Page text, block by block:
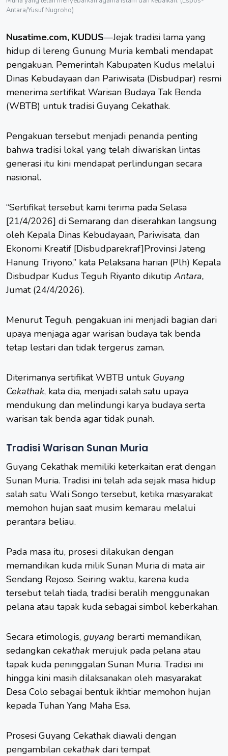
Antara/Yusuf Nugroho)
Nusatime.com, KUDUS—Jejak tradisi lama yang
hidup di lereng Gunung Muria kembali mendapat
pengakuan. Pemerintah Kabupaten Kudus melalui
Dinas Kebudayaan dan Pariwisata (Disbudpar) resmi
menerima sertifikat Warisan Budaya Tak Benda
(WBTB) untuk tradisi Guyang Cekathak.
Pengakuan tersebut menjadi penanda penting
bahwa tradisi lokal yang telah diwariskan lintas
generasi itu kini mendapat perlindungan secara
nasional.
“Sertifikat tersebut kami terima pada Selasa
[21/4/2026] di Semarang dan diserahkan langsung
oleh Kepala Dinas Kebudayaan, Pariwisata, dan
Ekonomi Kreatif [Disbudparekraf]Provinsi Jateng
Hanung Triyono,” kata Pelaksana harian (Plh) Kepala
Disbudpar Kudus Teguh Riyanto dikutip Antara,
Jumat (24/4/2026).
Menurut Teguh, pengakuan ini menjadi bagian dari
upaya menjaga agar warisan budaya tak benda
tetap lestari dan tidak tergerus zaman.
Diterimanya sertifikat WBTB untuk Guyang
Cekathak, kata dia, menjadi salah satu upaya
mendukung dan melindungi karya budaya serta
warisan tak benda agar tidak punah.
Tradisi Warisan Sunan Muria
Guyang Cekathak memiliki keterkaitan erat dengan
Sunan Muria. Tradisi ini telah ada sejak masa hidup
salah satu Wali Songo tersebut, ketika masyarakat
memohon hujan saat musim kemarau melalui
perantara beliau.
Pada masa itu, prosesi dilakukan dengan
memandikan kuda milik Sunan Muria di mata air
Sendang Rejoso. Seiring waktu, karena kuda
tersebut telah tiada, tradisi beralih menggunakan
pelana atau tapak kuda sebagai simbol keberkahan.
Secara etimologis, guyang berarti memandikan,
sedangkan cekathak merujuk pada pelana atau
tapak kuda peninggalan Sunan Muria. Tradisi ini
hingga kini masih dilaksanakan oleh masyarakat
Desa Colo sebagai bentuk ikhtiar memohon hujan
kepada Tuhan Yang Maha Esa.
Prosesi Guyang Cekathak diawali dengan
pengambilan cekathak dari tempat